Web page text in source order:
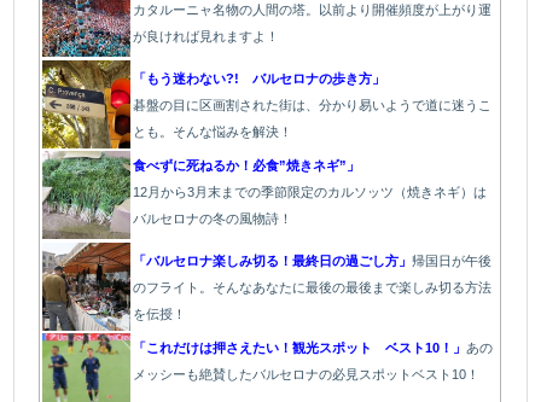
カタルーニャ名物の人間の塔。以前より開催頻度が上がり運
が良ければ見れますよ！
「もう迷わない?! バルセロナの歩き方」
碁盤の目に区画割された街は、分かり易いようで道に迷うこ
とも。そんな悩みを解決！
食べずに死ねるか！必食”焼きネギ”」
12月から3月末までの季節限定のカルソッツ（焼きネギ）は
バルセロナの冬の風物詩！
「バルセロナ楽しみ切る！最終日の過ごし方」帰国日が午後
のフライト。そんなあなたに最後の最後まで楽しみ切る方法
を伝授！
「これだけは押さえたい！観光スポット ベスト10！」 あの
メッシーも絶賛したバルセロナの必見スポットベスト10！